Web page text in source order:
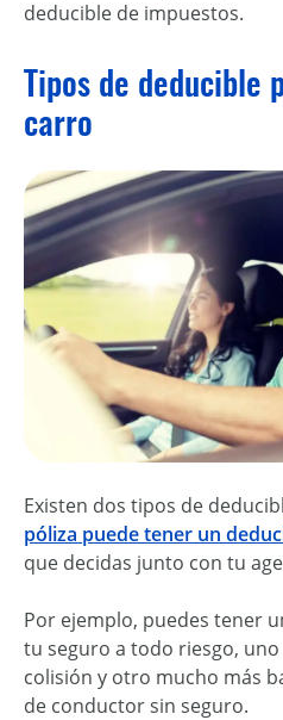
deducible de impuestos.
Tipos de deducible
carro
Existen dos tipos de
póliza puede tener un
que decidas junto con tu
Por ejemplo, puedes tener
tu seguro a todo riesgo,
colisión y otro mucho más
de conductor sin seguro.